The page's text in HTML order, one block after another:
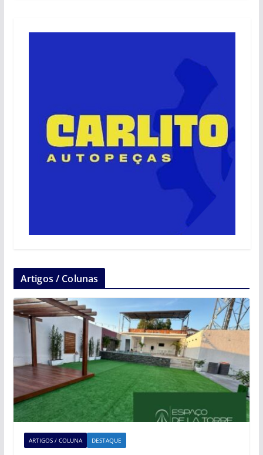
Artigos / Colunas
ARTIGOS / COLUNA DESTAQUE